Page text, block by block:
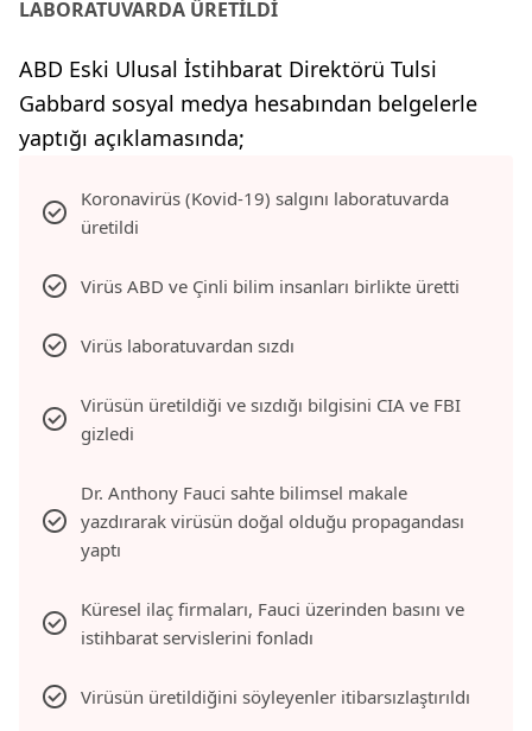
LABORATUVARDA ÜRETİLDİ
ABD Eski Ulusal İstihbarat Direktörü Tulsi
Gabbard sosyal medya hesabından belgelerle
yaptığı açıklamasında;
Koronavirüs (Kovid-19) salgını laboratuvarda
üretildi
Virüs ABD ve Çinli bilim insanları birlikte üretti
Virüs laboratuvardan sızdı
Virüsün üretildiği ve sızdığı bilgisini CIA ve FBI
gizledi
Dr. Anthony Fauci sahte bilimsel makale
yazdırarak virüsün doğal olduğu propagandası
yaptı
Küresel ilaç firmaları, Fauci üzerinden basını ve
istihbarat servislerini fonladı
Virüsün üretildiğini söyleyenler itibarsızlaştırıldı